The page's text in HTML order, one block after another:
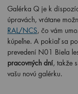
Galérka Q je k
úpravách, vrátane
RAL/NCS, čo vám
kúpeľne. A pokiaľ sa
prevedení N01 Biela
pracovných dní, takže
vašu novú galérku.